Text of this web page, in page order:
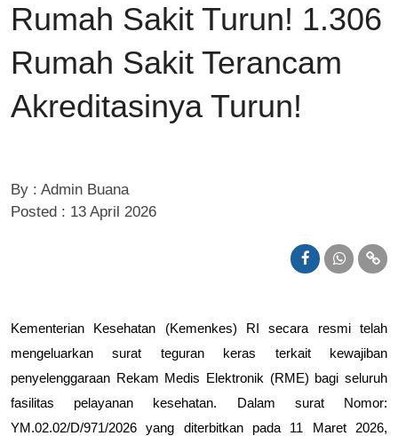
Rumah Sakit Turun! 1.306
Rumah Sakit Terancam
Akreditasinya Turun!
By : Admin Buana
Posted : 13 April 2026
Kementerian Kesehatan (Kemenkes) RI secara resmi telah
mengeluarkan surat teguran keras terkait kewajiban
penyelenggaraan Rekam Medis Elektronik (RME) bagi seluruh
fasilitas pelayanan kesehatan. Dalam surat Nomor:
YM.02.02/D/971/2026 yang diterbitkan pada 11 Maret 2026,